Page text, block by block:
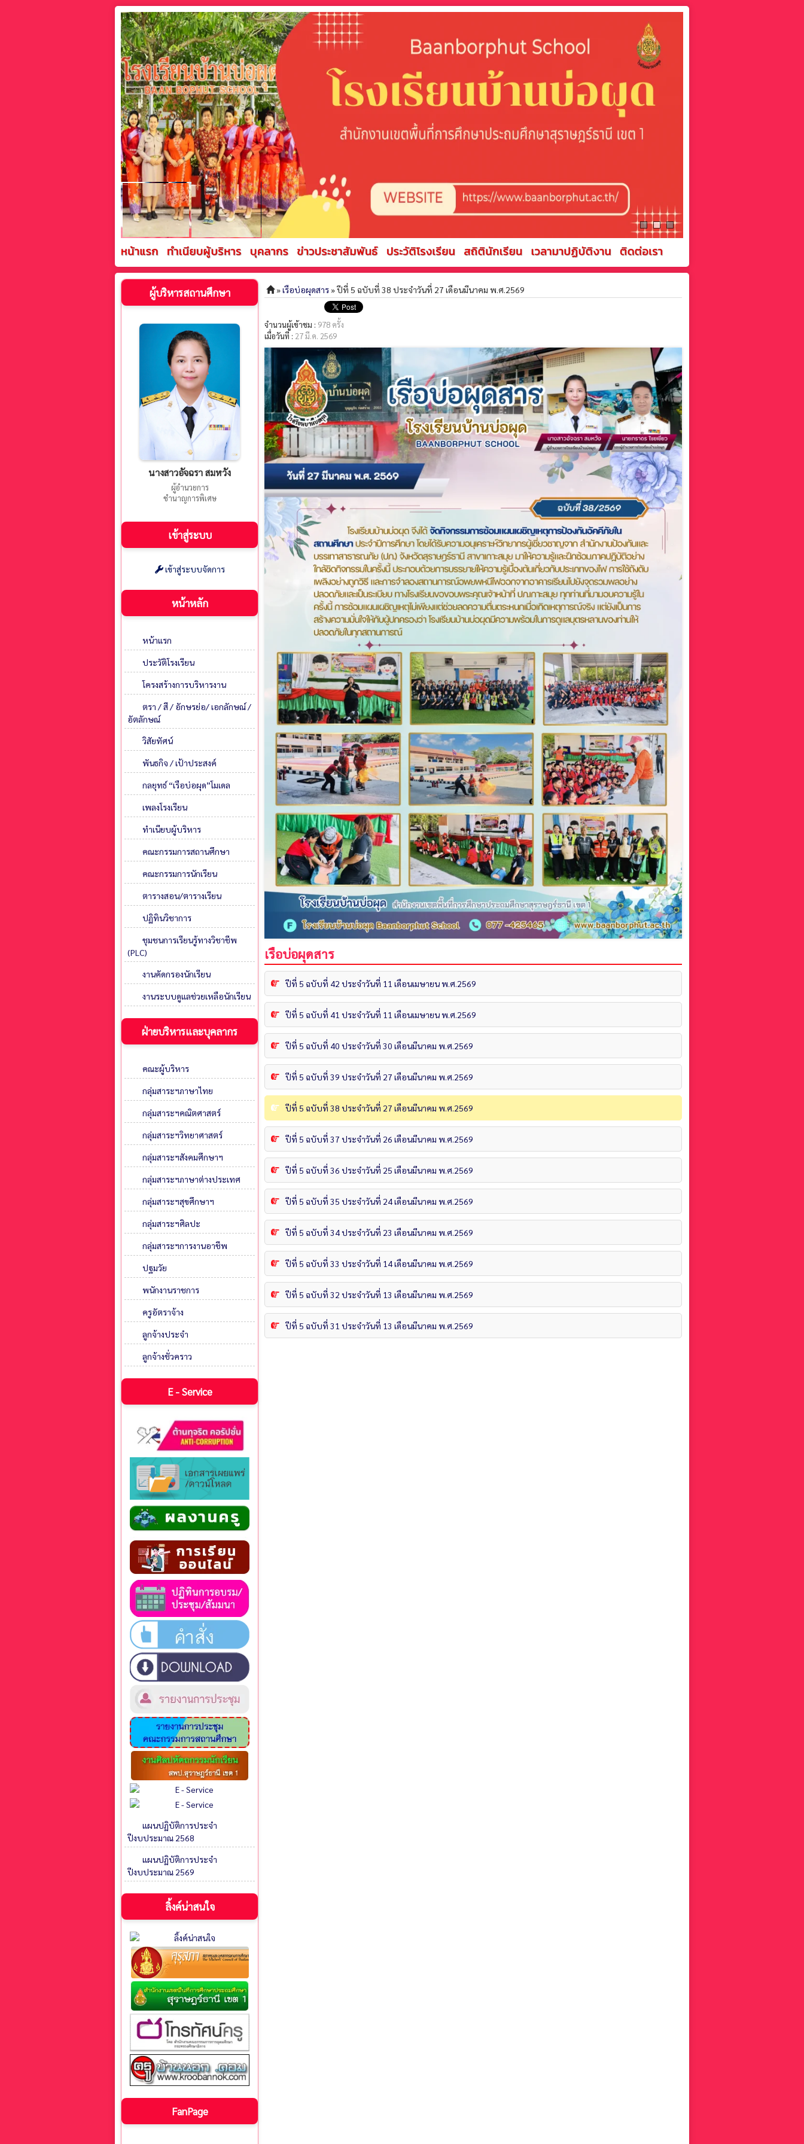
ผู้บริหารสถานศึกษา
นางสาวอัจฉรา สมหวัง
ผู้อำนวยการ
ชำนาญการพิเศษ
เข้าสู่ระบบ
เข้าสู่ระบบจัดการ
หน้าหลัก
หน้าแรก
ประวัติโรงเรียน
โครงสร้างการบริหารงาน
ตรา / สี / อักษรย่อ/ เอกลักษณ์ /
อัตลักษณ์
วิสัยทัศน์
พันธกิจ / เป้าประสงค์
กลยุทธ์ “เรือบ่อผุด”โมเดล
เพลงโรงเรียน
ทำเนียบผู้บริหาร
คณะกรรมการสถานศึกษา
คณะกรรมการนักเรียน
ตารางสอน/ตารางเรียน
ปฏิทินวิชาการ
ชุมชนการเรียนรู้ทางวิชาชีพ
(PLC)
งานคัดกรองนักเรียน
งานระบบดูแลช่วยเหลือนักเรียน
ฝ่ายบริหารและบุคลากร
คณะผู้บริหาร
กลุ่มสาระฯภาษาไทย
กลุ่มสาระฯคณิตศาสตร์
กลุ่มสาระฯวิทยาศาสตร์
กลุ่มสาระฯสังคมศึกษาฯ
กลุ่มสาระฯภาษาต่างประเทศ
กลุ่มสาระฯสุขศึกษาฯ
กลุ่มสาระฯศิลปะ
กลุ่มสาระฯการงานอาชีพ
ปฐมวัย
พนักงานราชการ
ครูอัตราจ้าง
ลูกจ้างประจำ
ลูกจ้างชั่วคราว
E - Service
แผนปฏิบัติการประจำ
ปีงบประมาณ 2568
แผนปฏิบัติการประจำ
ปีงบประมาณ 2569
ลิ้งค์น่าสนใจ
FanPage
»เรือบ่อผุดสาร» ปีที่ 5 ฉบับที่ 38 ประจำวันที่ 27 เดือนมีนาคม พ.ศ.2569
จำนวนผู้เข้าชม : 978 ครั้ง
เมื่อวันที่ : 27 มี.ค. 2569
เรือบ่อผุดสาร
ปีที่ 5 ฉบับที่ 42 ประจำวันที่ 11 เดือนเมษายน พ.ศ.2569
ปีที่ 5 ฉบับที่ 41 ประจำวันที่ 11 เดือนเมษายน พ.ศ.2569
ปีที่ 5 ฉบับที่ 40 ประจำวันที่ 30 เดือนมีนาคม พ.ศ.2569
ปีที่ 5 ฉบับที่ 39 ประจำวันที่ 27 เดือนมีนาคม พ.ศ.2569
ปีที่ 5 ฉบับที่ 38 ประจำวันที่ 27 เดือนมีนาคม พ.ศ.2569
ปีที่ 5 ฉบับที่ 37 ประจำวันที่ 26 เดือนมีนาคม พ.ศ.2569
ปีที่ 5 ฉบับที่ 36 ประจำวันที่ 25 เดือนมีนาคม พ.ศ.2569
ปีที่ 5 ฉบับที่ 35 ประจำวันที่ 24 เดือนมีนาคม พ.ศ.2569
ปีที่ 5 ฉบับที่ 34 ประจำวันที่ 23 เดือนมีนาคม พ.ศ.2569
ปีที่ 5 ฉบับที่ 33 ประจำวันที่ 14 เดือนมีนาคม พ.ศ.2569
ปีที่ 5 ฉบับที่ 32 ประจำวันที่ 13 เดือนมีนาคม พ.ศ.2569
ปีที่ 5 ฉบับที่ 31 ประจำวันที่ 13 เดือนมีนาคม พ.ศ.2569